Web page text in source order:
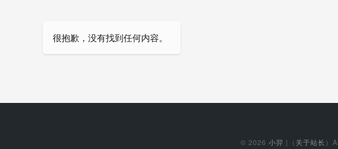
很抱歉，没有找到任何内容。
© 2026 小羿 |（ 关于站长 ）